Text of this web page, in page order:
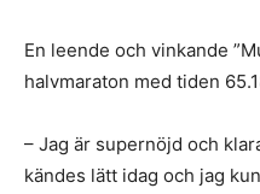
En leende och vinkande
halvmaraton med tiden
– Jag är supernöjd och
kändes lätt idag och jag